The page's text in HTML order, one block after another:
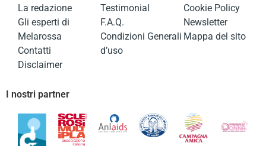
La redazione
Gli esperti di
Melarossa
Contatti
Disclaimer
Testimonial
F.A.Q.
Condizioni Generali
d’uso
Cookie Policy
Newsletter
Mappa del sito
I nostri partner